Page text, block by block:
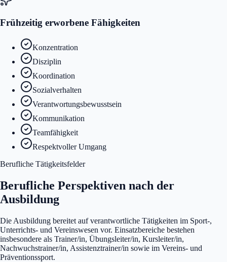
Frühzeitig erworbene Fähigkeiten
Konzentration
Disziplin
Koordination
Sozialverhalten
Verantwortungsbewusstsein
Kommunikation
Teamfähigkeit
Respektvoller Umgang
Berufliche Tätigkeitsfelder
Berufliche Perspektiven nach der
Ausbildung
Die Ausbildung bereitet auf verantwortliche Tätigkeiten im Sport-,
Unterrichts- und Vereinswesen vor. Einsatzbereiche bestehen
insbesondere als Trainer/in, Übungsleiter/in, Kursleiter/in,
Nachwuchstrainer/in, Assistenztrainer/in sowie im Vereins- und
Präventionssport.